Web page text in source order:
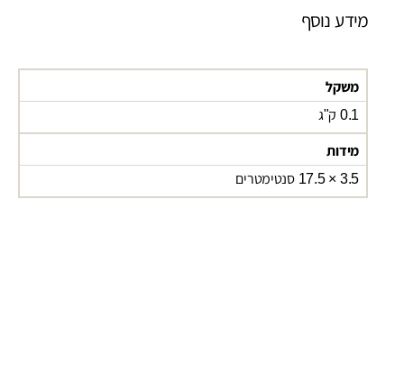
מידע נוסף
משקל
0.1 ק"ג
מידות
3.5 × 17.5 סנטימטרים